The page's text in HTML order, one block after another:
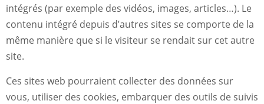
intégrés (par exemple des vidéos, images, articles…). Le
contenu intégré depuis d’autres sites se comporte de la
même manière que si le visiteur se rendait sur cet autre
site.
Ces sites web pourraient collecter des données sur
vous, utiliser des cookies, embarquer des outils de suivis